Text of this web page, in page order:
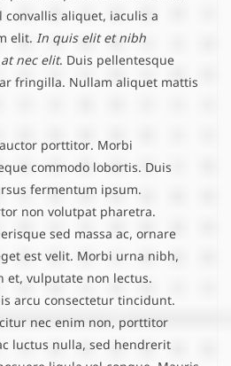
aliquet, iaculis a
elit. In quis elit et nibh
nec elit. Duis pellentesque
fringilla. Nullam aliquet mattis
porttitor. Morbi
commodo lobortis. Duis
fermentum ipsum.
non volutpat pharetra.
sed massa ac, ornare
est velit. Morbi urna nibh,
et, vulputate non lectus.
arcu consectetur tincidunt.
nec enim non, porttitor
luctus nulla, sed hendrerit